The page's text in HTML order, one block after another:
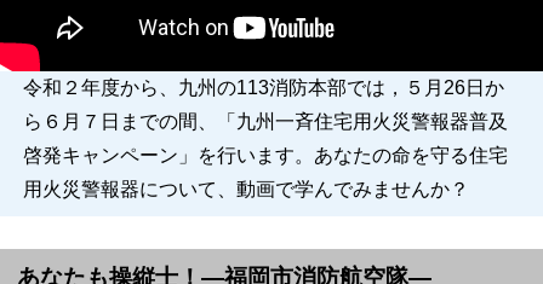
令和２年度から、九州の113消防本部では，５月26日か
ら６月７日までの間、「九州一斉住宅用火災警報器普及
啓発キャンペーン」を行います。あなたの命を守る住宅
用火災警報器について、動画で学んでみませんか？
あなたも操縦士！―福岡市消防航空隊―